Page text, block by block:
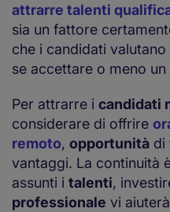
attrarre talenti
sia un fattore
che i candidati
se accettare o meno
Per attrarre i candidati
considerare di offrire
remoto, opportunità di
vantaggi. La continuità
assunti i talenti,
professionale vi